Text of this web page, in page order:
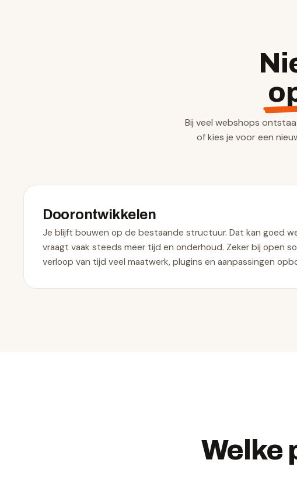
Bij veel webshops
of kies je voor een
Doorontwikkelen
Je blijft bouwen op de bestaande structuur. Dat kan goed
vraagt vaak steeds meer tijd en onderhoud. Zeker bij open
verloop van tijd veel maatwerk, plugins en aanpassingen
Welke